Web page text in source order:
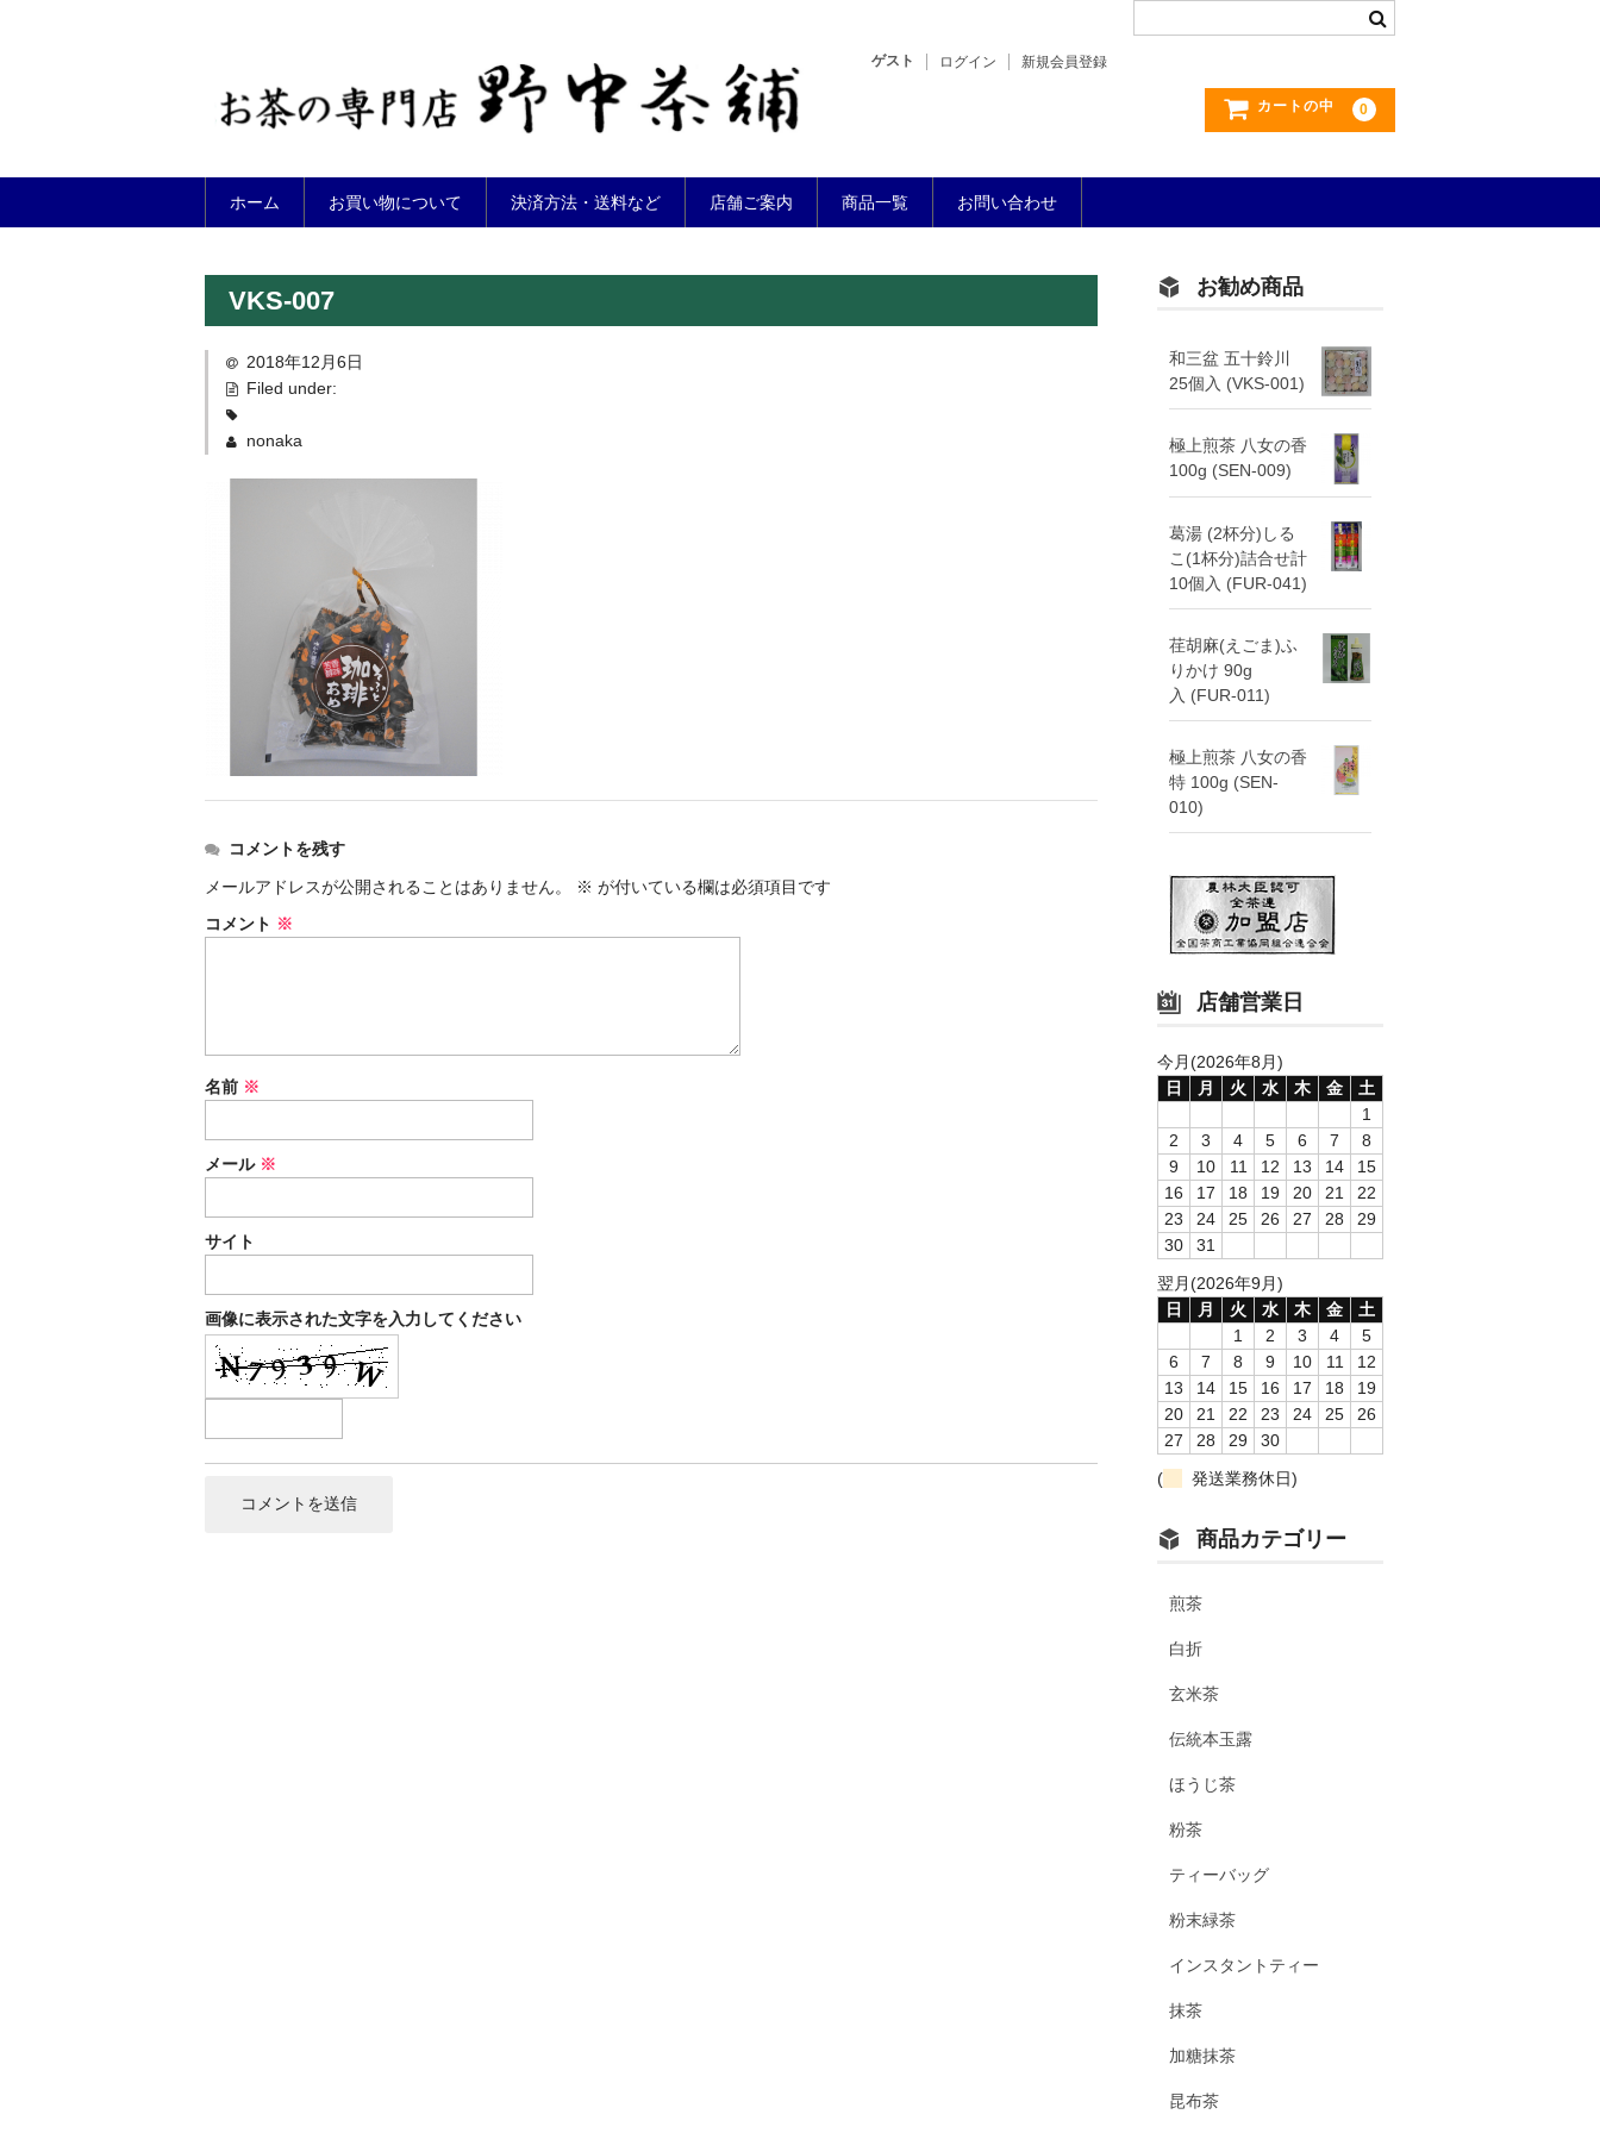
ゲスト ログイン 新規会員登録
カートの中 0
ホーム お買い物について 決済方法・送料など 店舗ご案内 商品一覧 お問い合わせ
VKS-007
2018年12月6日
Filed under:
nonaka
コメントを残す
メールアドレスが公開されることはありません。
※ が付いている欄は必須項目です
コメント ※
名前 ※
メール ※
サイト
画像に表示された文字を入力してください
お勧め商品
和三盆 五十鈴川
25個入 (VKS-001)
極上煎茶 八女の香
100g (SEN-009)
葛湯 (2杯分)しる
こ(1杯分)詰合せ計
10個入 (FUR-041)
荏胡麻(えごま)ふ
りかけ 90g
入 (FUR-011)
極上煎茶 八女の香
特 100g (SEN-
010)
店舗営業日
今月(2026年8月)
日
月 火 水 木 金
土
1
2
3 4 5 6 7
8
9
10 11 12 13 14
15
16
17 18 19 20 21
22
23
24 25 26 27 28
29
30
31
翌月(2026年9月)
日
月 火 水 木 金
土
1
2 3 4
5
6
7 8 9 10 11
12
13
14 15 16 17 18
19
20
21 22 23 24 25
26
27
28 29
30
(
発送業務休日)
商品カテゴリー
煎茶
白折
玄米茶
伝統本玉露
ほうじ茶
粉茶
ティーバッグ
粉末緑茶
インスタントティー
抹茶
加糖抹茶
昆布茶